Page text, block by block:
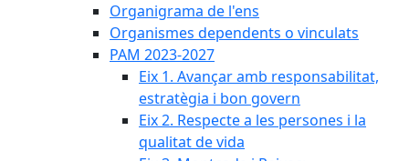
Organigrama de l'ens
Organismes dependents o vinculats
PAM 2023-2027
Eix 1. Avançar amb responsabilitat,
estratègia i bon govern
Eix 2. Respecte a les persones i la
qualitat de vida